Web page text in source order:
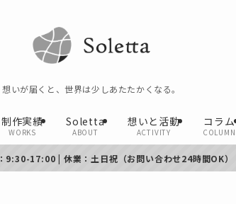
想いが届くと、世界は少しあたたかくなる。
制作実績
WORKS
Soletta
ABOUT
想いと活動
ACTIVITY
コラム
COLUMN
9:30-17:00 | 休業：土日祝（お問い合わせ24時間OK）